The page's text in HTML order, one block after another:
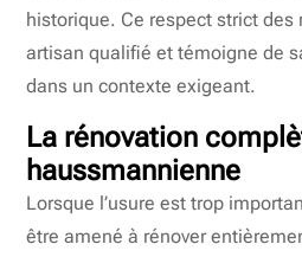
historique. Ce respect strict des
artisan qualifié et témoigne de
dans un contexte exigeant.
La rénovation
haussmannienne
Lorsque l’usure est trop
être amené à rénover